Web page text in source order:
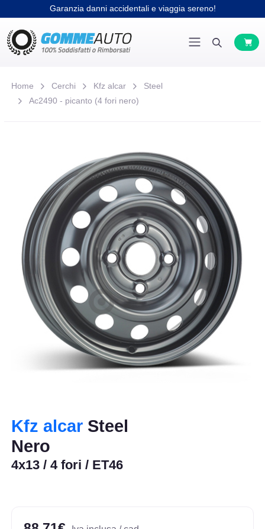
Garanzia danni accidentali e viaggia sereno!
Home Cerchi Kfz alcar
Steel
Ac2490 - picanto (4 fori nero)
Kfz alcar Steel
Nero
4x13 / 4 fori / ET46